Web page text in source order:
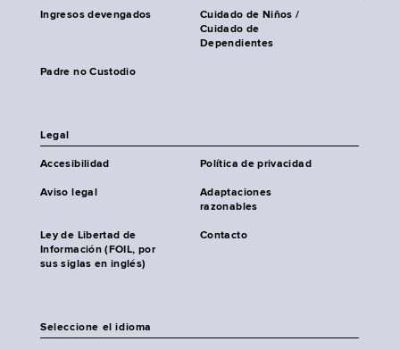
Ingresos devengados
Cuidado de Niños /
Cuidado de
Dependientes
Padre no Custodio
Legal
Accesibilidad Política de privacidad
Aviso legal
Adaptaciones
razonables
Ley de Libertad de
Información (FOIL, por
sus siglas en inglés)
Contacto
Seleccione el idioma